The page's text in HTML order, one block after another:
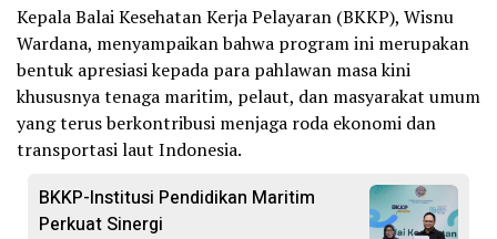
Kepala Balai Kesehatan Kerja Pelayaran (BKKP), Wisnu
Wardana, menyampaikan bahwa program ini merupakan
bentuk apresiasi kepada para pahlawan masa kini
khususnya tenaga maritim, pelaut, dan masyarakat umum
yang terus berkontribusi menjaga roda ekonomi dan
transportasi laut Indonesia.
BKKP-Institusi Pendidikan Maritim
Perkuat Sinergi